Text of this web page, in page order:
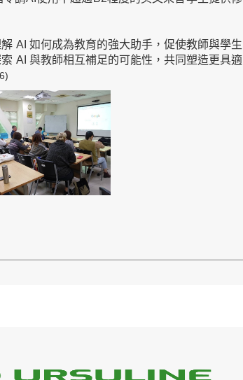
AI 如何成為教育的強大助手，促使教師與學生
AI 與教師相互補足的可能性，共同塑造更具適